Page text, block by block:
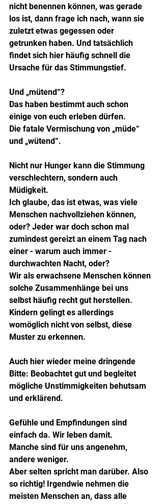
nicht benennen können, was gerade
los ist, dann frage ich nach, wann sie
zuletzt etwas gegessen oder
getrunken haben. Und tatsächlich
findet sich hier häufig schnell die
Ursache für das Stimmungstief.
Und „mütend“?
Das haben bestimmt auch schon
einige von euch erleben dürfen.
Die fatale Vermischung von „müde“
und „wütend“.
Nicht nur Hunger kann die Stimmung
verschlechtern, sondern auch
Müdigkeit.
Ich glaube, das ist etwas, was viele
Menschen nachvollziehen können,
oder? Jeder war doch schon mal
zumindest gereizt an einem Tag nach
einer - warum auch immer -
durchwachten Nacht, oder?
Wir als erwachsene Menschen können
solche Zusammenhänge bei uns
selbst häufig recht gut herstellen.
Kindern gelingt es allerdings
womöglich nicht von selbst, diese
Muster zu erkennen.
Auch hier wieder meine dringende
Bitte: Beobachtet gut und begleitet
mögliche Unstimmigkeiten behutsam
und erklärend.
Gefühle und Empfindungen sind
einfach da. Wir leben damit.
Manche sind für uns angenehm,
andere weniger.
Aber selten spricht man darüber. Also
so richtig! Irgendwie nehmen die
meisten Menschen an, dass alle